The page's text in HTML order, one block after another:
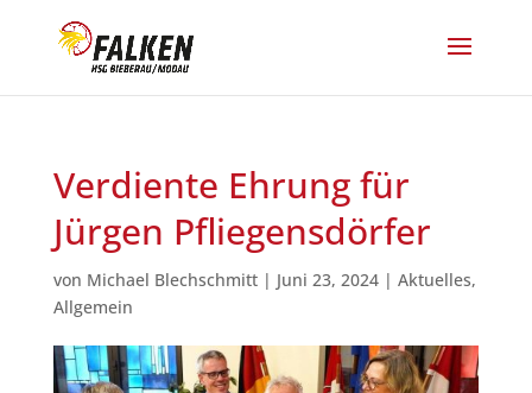
Verdiente Ehrung für
Jürgen Pfliegensdörfer
von Michael Blechschmitt| Juni 23, 2024| Aktuelles,
Allgemein